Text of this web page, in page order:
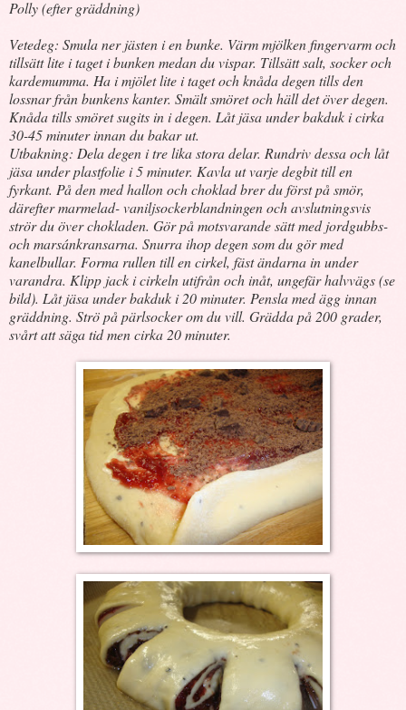
Polly (efter gräddning)
Vetedeg: Smula ner jästen i en bunke. Värm mjölken fingervarm och
tillsätt lite i taget i bunken medan du vispar. Tillsätt salt, socker och
kardemumma. Ha i mjölet lite i taget och knåda degen tills den
lossnar från bunkens kanter. Smält smöret och häll det över degen.
Knåda tills smöret sugits in i degen. Låt jäsa under bakduk i cirka
30-45 minuter innan du bakar ut.
Utbakning: Dela degen i tre lika stora delar. Rundriv dessa och låt
jäsa under plastfolie i 5 minuter. Kavla ut varje degbit till en
fyrkant. På den med hallon och choklad brer du först på smör,
därefter marmelad- vaniljsockerblandningen och avslutningsvis
strör du över chokladen. Gör på motsvarande sätt med jordgubbs-
och marsánkransarna. Snurra ihop degen som du gör med
kanelbullar. Forma rullen till en cirkel, fäst ändarna in under
varandra. Klipp jack i cirkeln utifrån och inåt, ungefär halvvägs (se
bild). Låt jäsa under bakduk i 20 minuter. Pensla med ägg innan
gräddning. Strö på pärlsocker om du vill. Grädda på 200 grader,
svårt att säga tid men cirka 20 minuter.